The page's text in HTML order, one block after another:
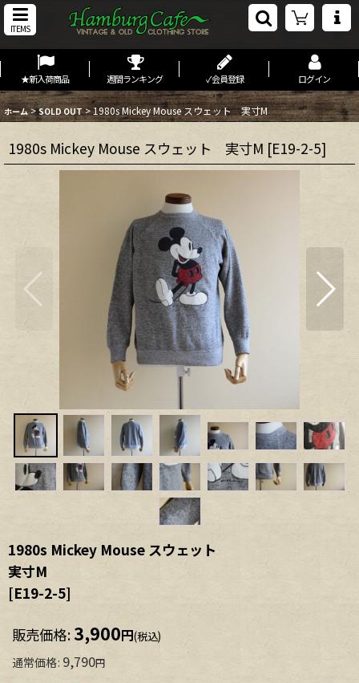
ITEMS
★新入荷商品 週間ランキング ✓会員登録 ログイン
ホーム > SOLD OUT >1980s Mickey Mouse スウェット 実寸M
1980s Mickey Mouse スウェット 実寸M [E19-2-5]
1980s Mickey Mouse スウェット
実寸M
[E19-2-5]
販売価格:3,900円(税込)
通常価格: 9,790円